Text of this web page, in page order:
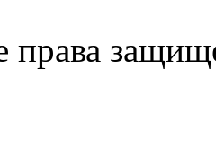
права